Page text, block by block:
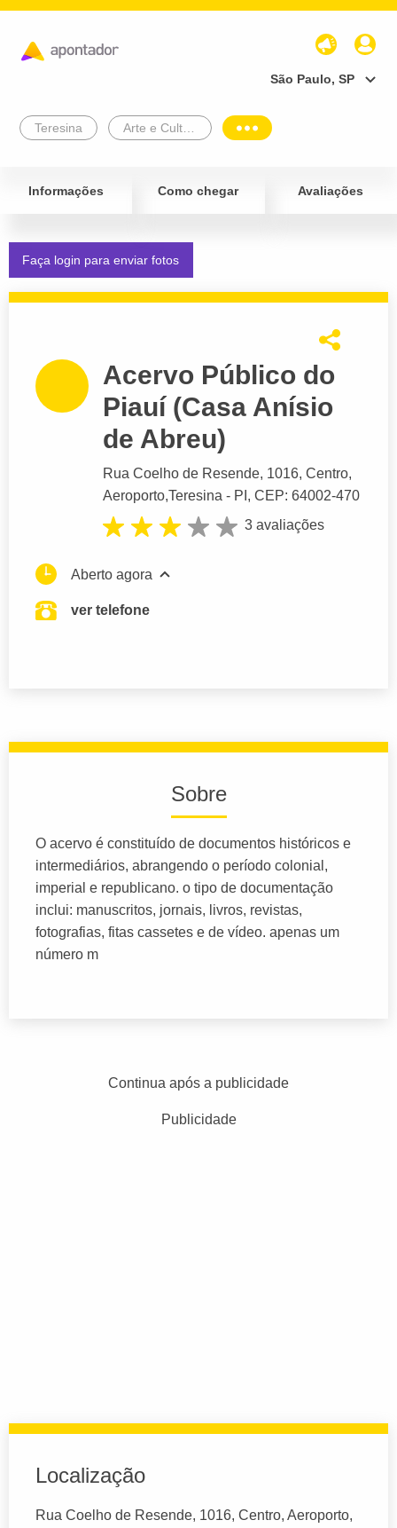
São Paulo, SP
Teresina
Informações Como chegar Avaliações
Faça login para enviar fotos
Acervo Público do
Piauí (Casa Anísio
de Abreu)
Rua Coelho de Resende, 1016, Centro,
Aeroporto,Teresina - PI, CEP: 64002-470
3 avaliações
Aberto agora
ver telefone
Sobre
O acervo é constituído de documentos históricos e
intermediários, abrangendo o período colonial,
imperial e republicano. o tipo de documentação
inclui: manuscritos, jornais, livros, revistas,
fotografias, fitas cassetes e de vídeo. apenas um
número m
Continua após a publicidade
Publicidade
Localização
Rua Coelho de Resende, 1016, Centro, Aeroporto,